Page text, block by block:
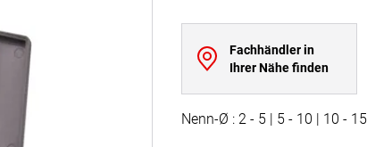
Fachhändler in
Ihrer Nähe finden
Nenn-Ø : 2 - 5 | 5 - 10 | 10 -